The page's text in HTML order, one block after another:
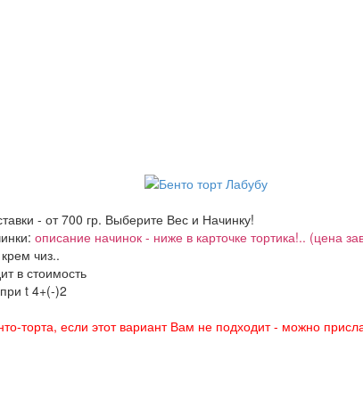
- от 700 гр. Выберите Вес и Начинку!
описание начинок - ниже в карточке тортика!.. (цена
чиз..
в стоимость
t 4+(-)2
торта, если этот вариант Вам не подходит - можно